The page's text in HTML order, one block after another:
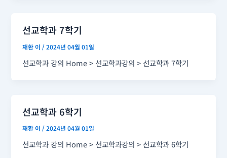
선교학과 7학기
재환 이 /2024년 04월 01일
선교학과 강의 Home > 선교학과강의 > 선교학과 7학기
선교학과 6학기
재환 이/2024년 04월 01일
선교학과 강의 Home > 선교학과강의 > 선교학과 6학기